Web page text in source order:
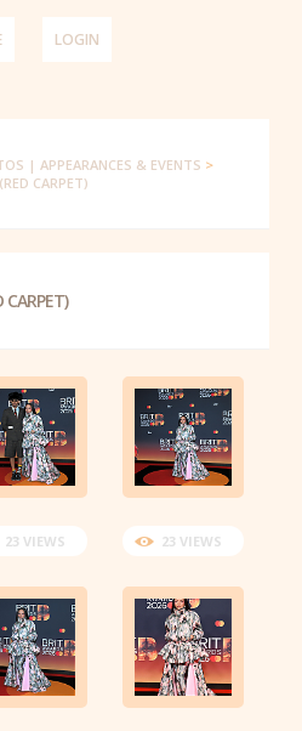
LOGIN
| APPEARANCES & EVENTS >
CARPET)
23 VIEWS 23 VIEWS